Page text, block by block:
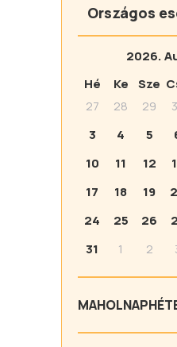
Országos
2026.
Hé
Ke Sze
27
28 29
3
4 5
10
11 12
17
18 19
24
25 26
31
1 2
MAHOLNAP